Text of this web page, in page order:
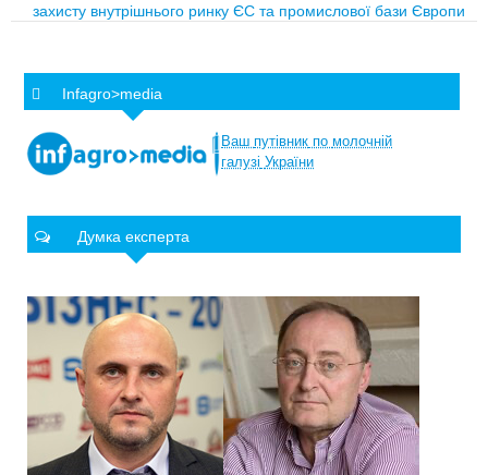
захисту внутрішнього ринку ЄС та промислової бази Європи
Infagro>media
Ваш путівник по молочній
галузі України
Думка експерта